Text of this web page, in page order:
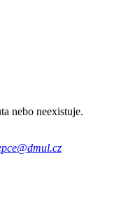
nebo neexistuje.